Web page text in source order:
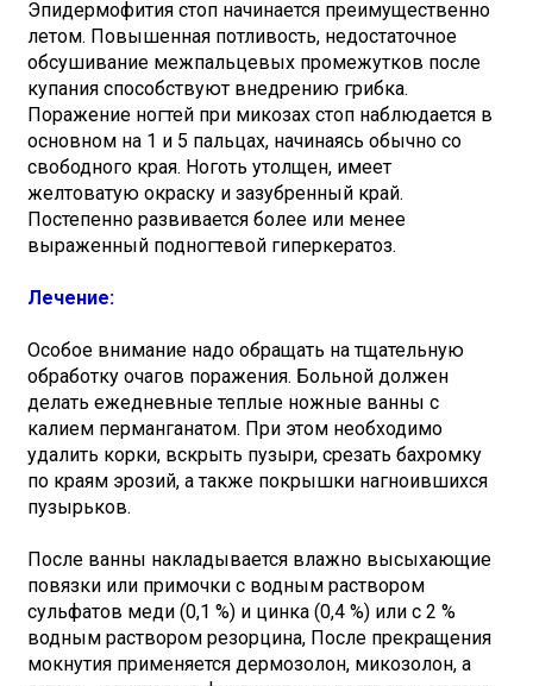
Эпидермофития стоп начинается преимущественно
летом. Повышенная потливость, недостаточное
обсушивание межпальцевых промежутков после
купания способствуют внедрению грибка.
Поражение ногтей при микозах стоп наблюдается в
основном на 1 и 5 пальцах, начинаясь обычно со
свободного края. Ноготь утолщен, имеет
желтоватую окраску и зазубренный край.
Постепенно развивается более или менее
выраженный подногтевой гиперкератоз.
Лечение:
Особое внимание надо обращать на тщательную
обработку очагов поражения. Больной должен
делать ежедневные теплые ножные ванны с
калием перманганатом. При этом необходимо
удалить корки, вскрыть пузыри, срезать бахромку
по краям эрозий, а также покрышки нагноившихся
пузырьков.
После ванны накладывается влажно высыхающие
повязки или примочки с водным раствором
сульфатов меди (0,1 %) и цинка (0,4 %) или с 2 %
водным раствором резорцина, После прекращения
мокнутия применяется дермозолон, микозолон, а